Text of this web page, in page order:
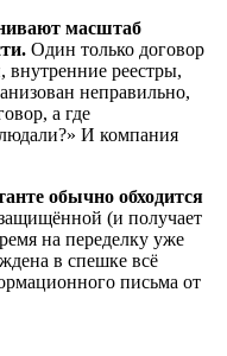
масштаб
Один только договор
реестры,
неправильно,
а где
И компания
обычно обходится
(и получает
на переделку уже
в спешке всё
письма от